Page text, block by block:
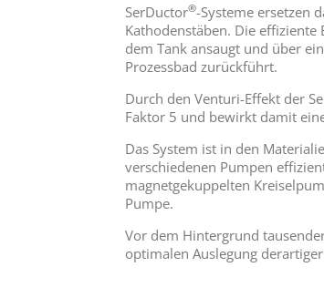
SerDuctor®-Systeme ersetzen
Kathodenstäben. Die
dem Tank ansaugt und über
Prozessbad zurückführt.
Durch den Venturi-Effekt der
Faktor 5 und bewirkt damit
Das System ist in den
verschiedenen Pumpen
magnetgekuppelten
Pumpe.
Vor dem Hintergrund
optimalen Auslegung